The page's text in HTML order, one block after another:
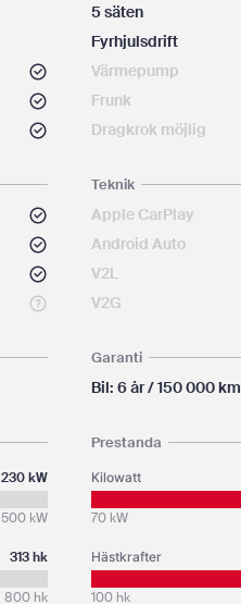
230 kW
500 kW
313 hk
800 hk
5 säten
Fyrhjulsdrift
Värmepump
Frunk
Dragkrok möjlig
Teknik
Apple CarPlay
Android Auto
V2L
V2G
Garanti
Bil: 6 år / 150 000 km
Prestanda
Kilowatt
70 kW
Hästkrafter
100 hk